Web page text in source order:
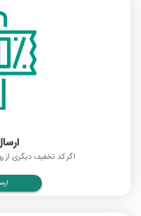
اگر کد تخفیف دیگری از